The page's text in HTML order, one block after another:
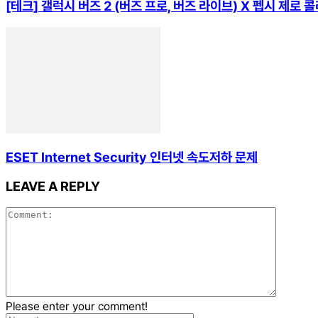
[테크] 갤럭시 버즈 2 (버즈 프로, 버즈 라이브) X 펩시 제로 콜
ESET Internet Security 인터넷 속도저하 문제
LEAVE A REPLY
Please enter your comment!